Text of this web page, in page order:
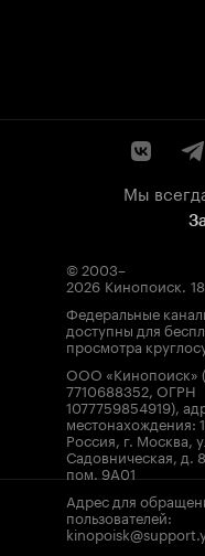
Мы
© 2003–
2026 Кинопоиск.
Федеральные
доступны для
просмотра
ООО «Кинопоиск»
7710688352, ОГРН
1077759854919),
местонахождения:
Россия, г. Москва,
Садовническая, д.
пом. 9А01
Адрес для
пользователей: